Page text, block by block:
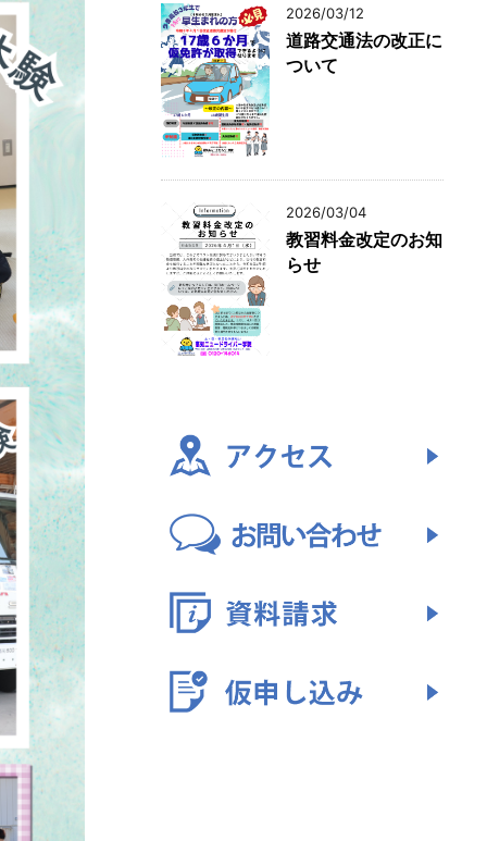
2026/03/12
道路交通法の改正に
ついて
2026/03/04
教習料金改定のお知
らせ